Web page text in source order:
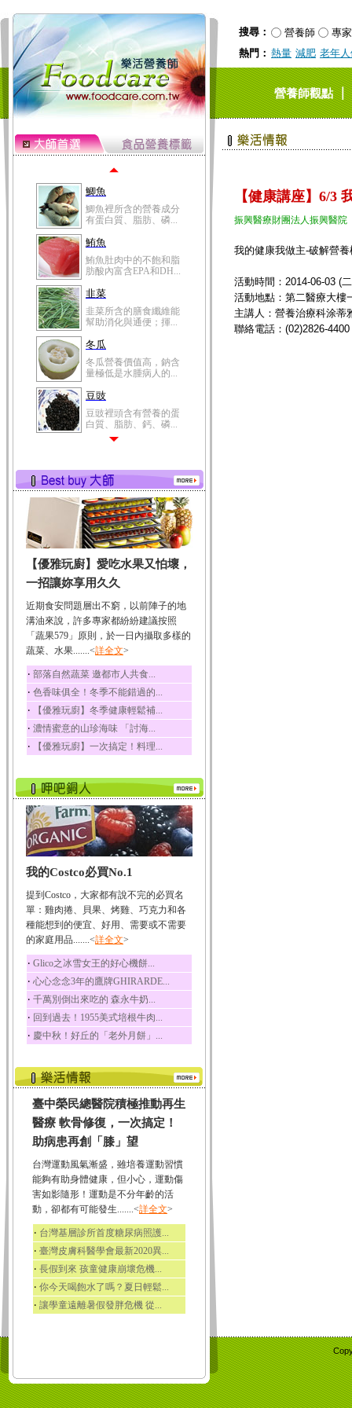
搜尋： 營養師
專家
熱門： 熱量 減肥 老年
營養師觀點｜
有補肺、強筋骨、降...
芡實為睡蓮科一年生水
生草本植物芡的成熟...
桂圓
桂圓的營養成分非一般
高粱米
高粱米別名為蜀黍，為
禾本科一年生作物。...
鯽魚
鯽魚裡所含的營養成分
有蛋白質、脂肪、磷...
鮪魚
鮪魚肚肉中的不飽和脂
肪酸內富含EPA和DH...
韭菜
韭菜所含的膳食纖維能
幫助消化與通便；揮...
冬瓜
冬瓜營養價值高，鈉含
量極低是水腫病人的...
豆豉
豆豉裡頭含有營養的蛋
白質、脂肪、鈣、磷...
蛋白質、脂肪、醣類...
迷迭香
迷迭香 裡頭含有咖啡
酸、迷迭香酸、植物...
咖啡
咖啡中的咖啡因會刺激
中樞神經系統，特別...
椰子
椰子含有糖類、脂肪、
蛋白質、維生素及多...
荔枝
荔枝性質溫和所含的營
養素有醣類、檸檬酸...
五味子
五味子性質溫熱所含營
養成分有揮發油、檸...
草魚
素C、及豐富的蛋白...
【優雅玩廚】愛吃水果又怕壞，
一招讓妳享用久久
近期食安問題層出不窮，以前陣子的地
溝油來說，許多專家都紛紛建議按照
「蔬果579」原則，於一日內攝取多樣的
蔬菜、水果.......<詳全文>
‧ 部落自然蔬菜 邀都市人共食...
‧ 色香味俱全！冬季不能錯過的...
‧ 【優雅玩廚】冬季健康輕鬆補...
‧ 濃情蜜意的山珍海味 「討海...
‧ 【優雅玩廚】一次搞定！料理...
我的Costco必買No.1
提到Costco，大家都有說不完的必買名
單：雞肉捲、貝果、烤雞、巧克力和各
種能想到的便宜、好用、需要或不需要
的家庭用品.......<詳全文>
‧ Glico之冰雪女王的好心機餅...
‧ 心心念念3年的鷹牌GHIRARDE...
‧ 千萬別倒出來吃的 森永牛奶...
‧ 回到過去！1955美式培根牛肉...
‧ 慶中秋！好丘的「老外月餅」...
臺中榮民總醫院積極推動再生
醫療 軟骨修復，一次搞定！
助病患再創「膝」望
台灣運動風氣漸盛，雖培養運動習慣
能夠有助身體健康，但小心，運動傷
害如影隨形！運動是不分年齡的活
動，卻都有可能發生.......<詳全文>
‧ 台灣基層診所首度糖尿病照護...
‧ 臺灣皮膚科醫學會最新2020異...
‧ 長假到來 孩童健康崩壞危機...
‧ 你今天喝飽水了嗎？夏日輕鬆...
‧ 讓學童遠離暑假發胖危機 從...
【健康講座】6/3
振興醫療財團法人振興醫院
我的健康我做主-破解營養
活動時間：2014-06-03 (
活動地點：第二醫療大樓
主講人：營養治療科涂蒂
聯絡電話：(02)2826-